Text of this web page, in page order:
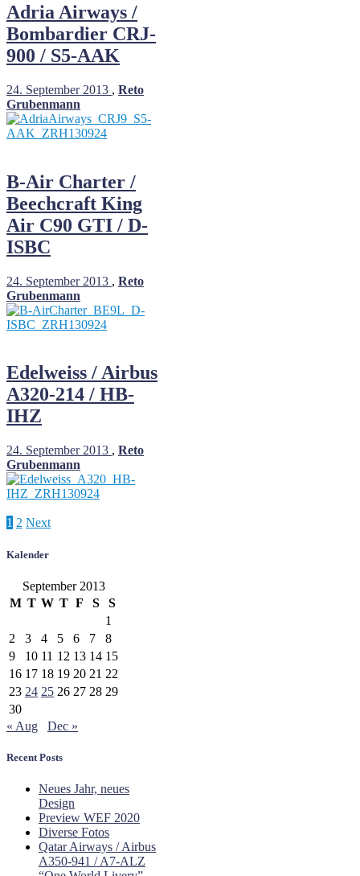
Adria Airways /
Bombardier CRJ-
900 / S5-AAK
24. September 2013 , Reto
Grubenmann
B-Air Charter /
Beechcraft King
Air C90 GTI / D-
ISBC
24. September 2013 , Reto
Grubenmann
Edelweiss / Airbus
A320-214 / HB-
IHZ
24. September 2013 , Reto
Grubenmann
Posts
pagination
1 2 Next
Kalender
September 2013
M T W T F S
S
1
2
3 4 5 6 7
8
9
10 11 12 13 14 15
16 17 18 19 20 21 22
23 24 25 26 27 28 29
30
« Aug
Dec »
Recent Posts
Neues Jahr, neues
Design
Preview WEF 2020
Diverse Fotos
Qatar Airways / Airbus
A350-941 / A7-ALZ